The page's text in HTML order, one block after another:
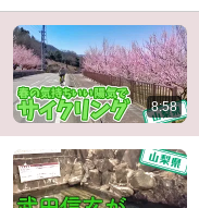
Comments
Comment...
8:58